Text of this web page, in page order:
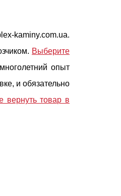
kaminy.com.ua.
Выберите
опыт
и обязательно
вернуть товар в